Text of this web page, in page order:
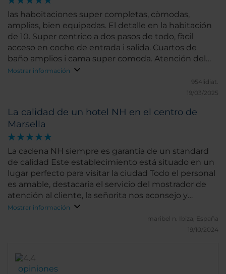
las haboitaciones super completas, còmodas,
amplias, bien equipadas. El detalle en la habitación
de 10. Super centrico a dos pasos de todo, fàcil
acceso en coche de entrada i salida. Cuartos de
baño amplios i cama super comoda. Atención del
personal excelente.
Mostrar información
954lidiat.
19/03/2025
La calidad de un hotel NH en el centro de
Marsella
La cadena NH siempre es garantía de un standard
de calidad Este establecimiento está situado en un
lugar perfecto para visitar la ciudad Todo el personal
es amable, destacaria el servicio del mostrador de
atención al cliente, la señorita nos aconsejo y
orientó con mucha amabilidad y profesionalidad
Mostrar información
maribel n.
Ibiza, España
19/10/2024
opiniones